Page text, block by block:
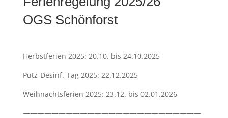
OGS Schönforst
Herbstferien 2025: 20.10. bis 24.10.2025
Putz-Desinf.-Tag 2025: 22.12.2025
Weihnachtsferien 2025: 23.12. bis 02.01.2026
—————————————————————————